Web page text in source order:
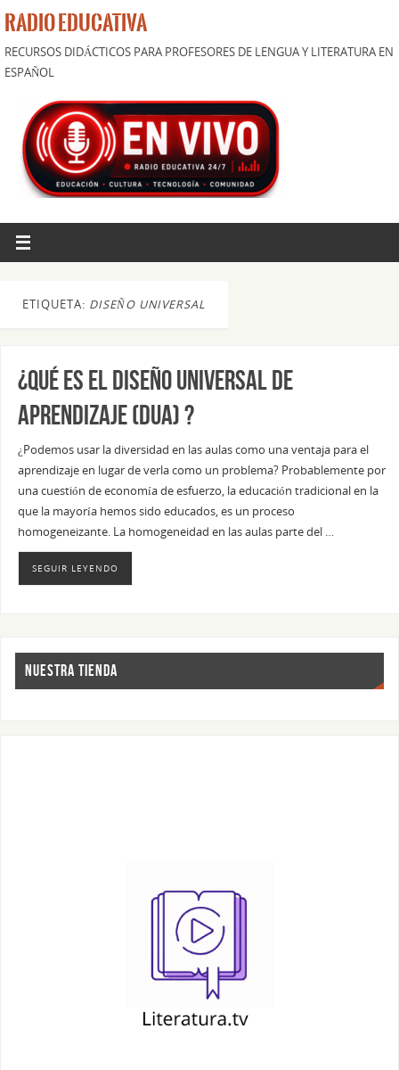
RADIO EDUCATIVA
RECURSOS DIDÁCTICOS PARA PROFESORES DE LENGUA Y LITERATURA EN
ESPAÑOL
ETIQUETA: DISEÑO UNIVERSAL
¿Qué es el Diseño Universal de
Aprendizaje (DUA) ?
¿Podemos usar la diversidad en las aulas como una ventaja para el
aprendizaje en lugar de verla como un problema? Probablemente por
una cuestión de economía de esfuerzo, la educación tradicional en la
que la mayoría hemos sido educados, es un proceso
homogeneizante. La homogeneidad en las aulas parte del …
SEGUIR LEYENDO
NUESTRA TIENDA